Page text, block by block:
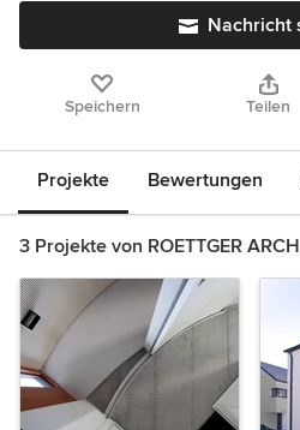
Nachricht
Speichern Teilen
Projekte Bewertungen
3 Projekte von ROETTGER